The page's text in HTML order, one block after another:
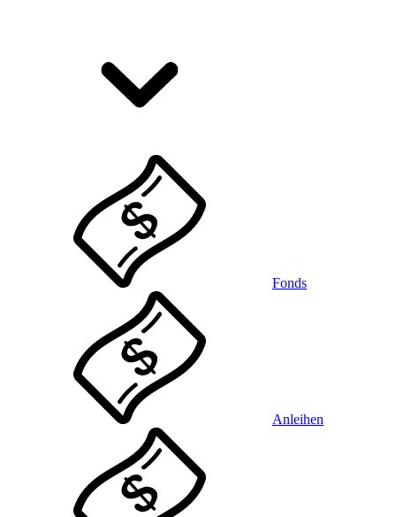
Fonds
Anleihen